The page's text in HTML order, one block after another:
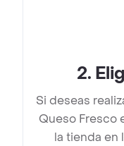
2.
Si deseas
Queso Fresco
la tienda en